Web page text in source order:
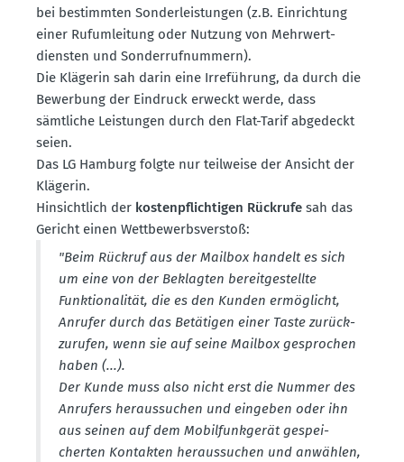
bei bestimmten Sonder­leis­tungen (z.B. Einrichtung
einer Rufum­leitung oder Nutzung von Mehrwert­
diensten und Sonder­ruf­nummern).
Die Klägerin sah darin eine Irreführung, da durch die
Bewerbung der Eindruck erweckt werde, dass
sämtliche Leistungen durch den Flat-Tarif abgedeckt
seien.
Das LG Hamburg folgte nur teilweise der Ansicht der
Klägerin.
Hinsichtlich der kosten­pflich­tigen Rückrufe sah das
Gericht einen Wettbe­werbs­verstoß:
"Beim Rückruf aus der Mailbox handelt es sich
um eine von der Beklagten bereit­ge­stellte
Funktio­na­lität, die es den Kunden ermög­licht,
Anrufer durch das Betätigen einer Taste zurück­
zu­rufen, wenn sie auf seine Mailbox gesprochen
haben (...).
Der Kunde muss also nicht erst die Nummer des
Anrufers heraus­suchen und eingeben oder ihn
aus seinen auf dem Mobil­funk­gerät gespei­
cherten Kontakten heraus­suchen und anwählen,